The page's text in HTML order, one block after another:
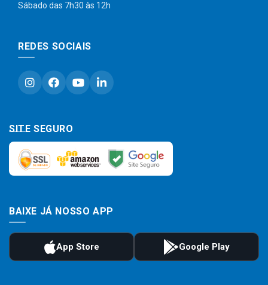
Sábado das 7h30 às 12h
REDES SOCIAIS
SITE SEGURO
BAIXE JÁ NOSSO APP